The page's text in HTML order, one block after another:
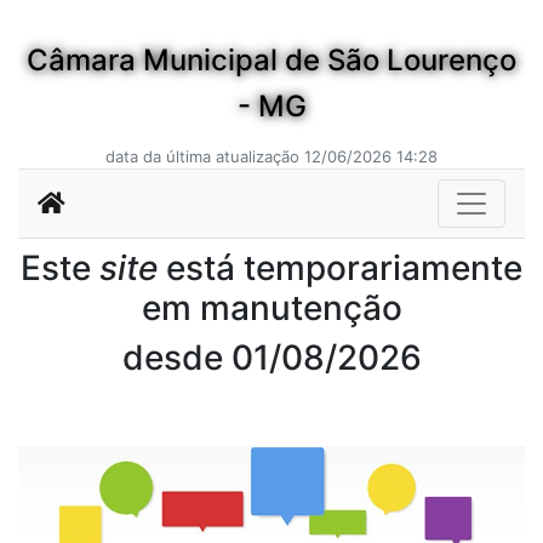
Câmara Municipal de São Lourenço
- MG
data da última atualização 12/06/2026 14:28
Este site está temporariamente
em manutenção
desde 01/08/2026